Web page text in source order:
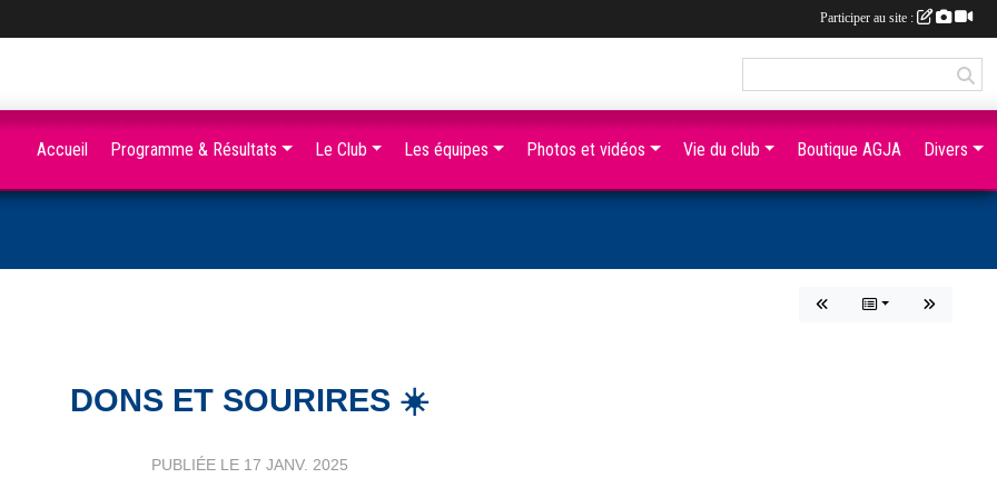
DONS ET SOURIRES ☀️
PUBLIÉE LE 17 JANV. 2025
Accueil Programme & Résultats Le Club Les équipes Photos et vidéos Vie du club Boutique AGJA Divers
Participer au site :